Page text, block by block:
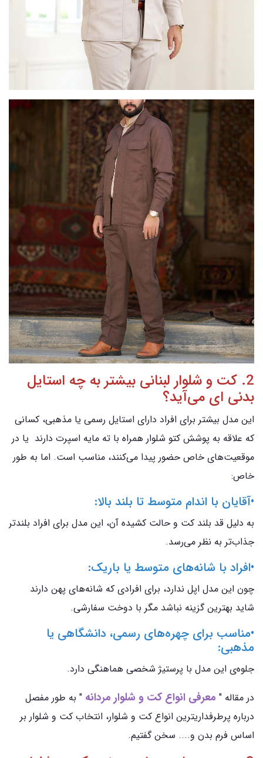
2. کت و شلوار لبنانی بیشتر به چه استایل
بدنی ای می‌آید؟
این مدل بیشتر برای افراد دارای استایل رسمی یا مذهبی، کسانی
که علاقه به پوشش‌ کتو شلوار همراه با ته مایه اسپرت دارند یا در
موقعیت‌های خاص حضور پیدا می‌کنند، مناسب است. اما به طور
خاص:
•آقایان با اندام متوسط تا بلند بالا:
به‌ دلیل قد بلند کت و حالت کشیده آن، این مدل برای افراد بلندتر
جذاب‌تر به نظر می‌رسد.
•افراد با شانه‌های متوسط یا باریک:
چون این مدل اپل ندارد، برای افرادی که شانه‌های پهن دارند
شاید بهترین گزینه نباشد مگر با دوخت سفارشی.
•مناسب برای چهره‌های رسمی، دانشگاهی یا
مذهبی:
جلوه‌ی این مدل با پرستیژ شخصی هماهنگی دارد.
در مقاله " معرفی انواع کت و شلوار مردانه " به طور مفصل
درباره پرطرفداریترین انواع کت و شلوار، انتخاب کت و شلوار بر
اساس فرم بدن و.... سخن گفتیم.